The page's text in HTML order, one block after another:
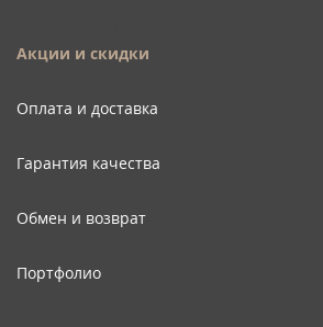
Акции и скидки
Оплата и доставка
Гарантия качества
Обмен и возврат
Портфолио